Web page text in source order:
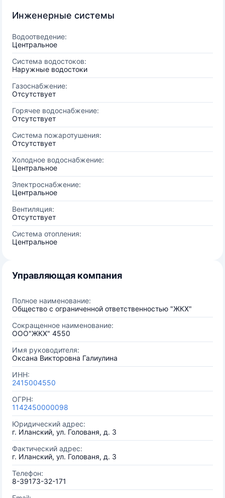
Инженерные системы
Водоотведение:
Центральное
Система водостоков:
Наружные водостоки
Газоснабжение:
Отсутствует
Горячее водоснабжение:
Отсутствует
Система пожаротушения:
Отсутствует
Холодное водоснабжение:
Центральное
Электроснабжение:
Центральное
Вентиляция:
Отсутствует
Система отопления:
Центральное
Управляющая компания
Полное наименование:
Общество с ограниченной ответственностью "ЖКХ"
Сокращенное наименование:
ООО"ЖКХ" 4550
Имя руководителя:
Оксана Викторовна Галиулина
ИНН:
2415004550
ОГРН:
1142450000098
Юридический адрес:
г. Иланский, ул. Голованя, д. 3
Фактический адрес:
г. Иланский, ул. Голованя, д. 3
Телефон:
8-39173-32-171